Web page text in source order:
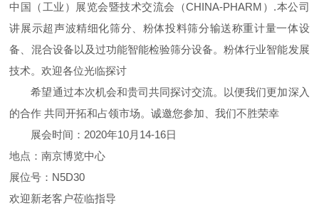
中国（工业）展览会暨技术交流会（CHINA-PHARM）.本公司
讲展示超声波精细化筛分、粉体投料筛分输送称重计量一体设
备、混合设备以及过功能智能检验筛分设备。粉体行业智能发展
技术。欢迎各位光临探讨
希望通过本次机会和贵司共同探讨交流。以便我们更加深入
的合作 共同开拓和占领市场。诚邀您参加、我们不胜荣幸
展会时间：2020年10月14-16日
地点：南京博览中心
展位号：N5D30
欢迎新老客户莅临指导